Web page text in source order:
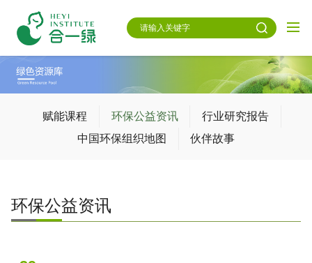
赋能课程 环保公益资讯
行业研究报告
中国环保组织地图
伙伴故事
环保公益资讯